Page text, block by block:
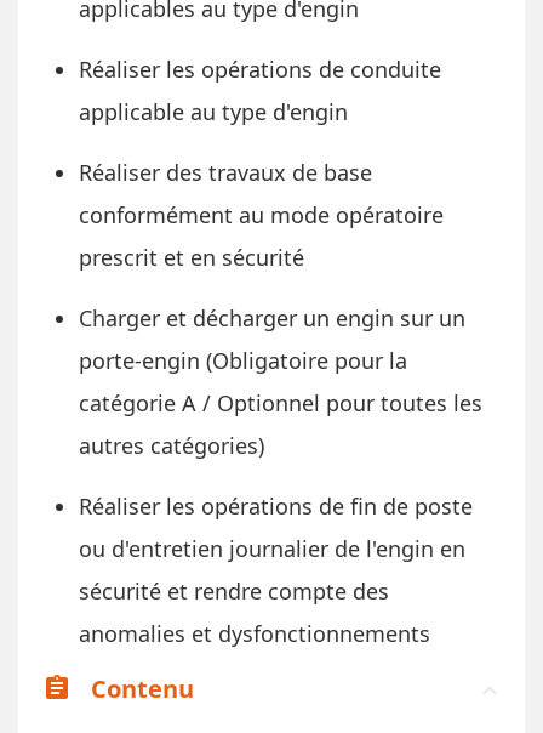
applicables au type d'engin
Réaliser les opérations de conduite
applicable au type d'engin
Réaliser des travaux de base
conformément au mode opératoire
prescrit et en sécurité
Charger et décharger un engin sur un
porte-engin (Obligatoire pour la
catégorie A / Optionnel pour toutes les
autres catégories)
Réaliser les opérations de fin de poste
ou d'entretien journalier de l'engin en
sécurité et rendre compte des
anomalies et dysfonctionnements
assignment
Contenu